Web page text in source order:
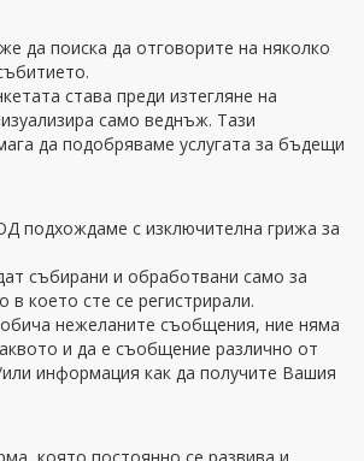
да поиска да отговорите на няколко
става преди изтегляне на
само веднъж. Тази
да подобряваме услугата за бъдещи
подхождаме с изключителна грижа за
събирани и обработвани само за
в което сте се регистрирали.
нежеланите съобщения, ние няма
и да е съобщение различно от
или информация как да получите Вашия